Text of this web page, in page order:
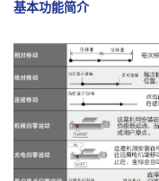
基本功能简介